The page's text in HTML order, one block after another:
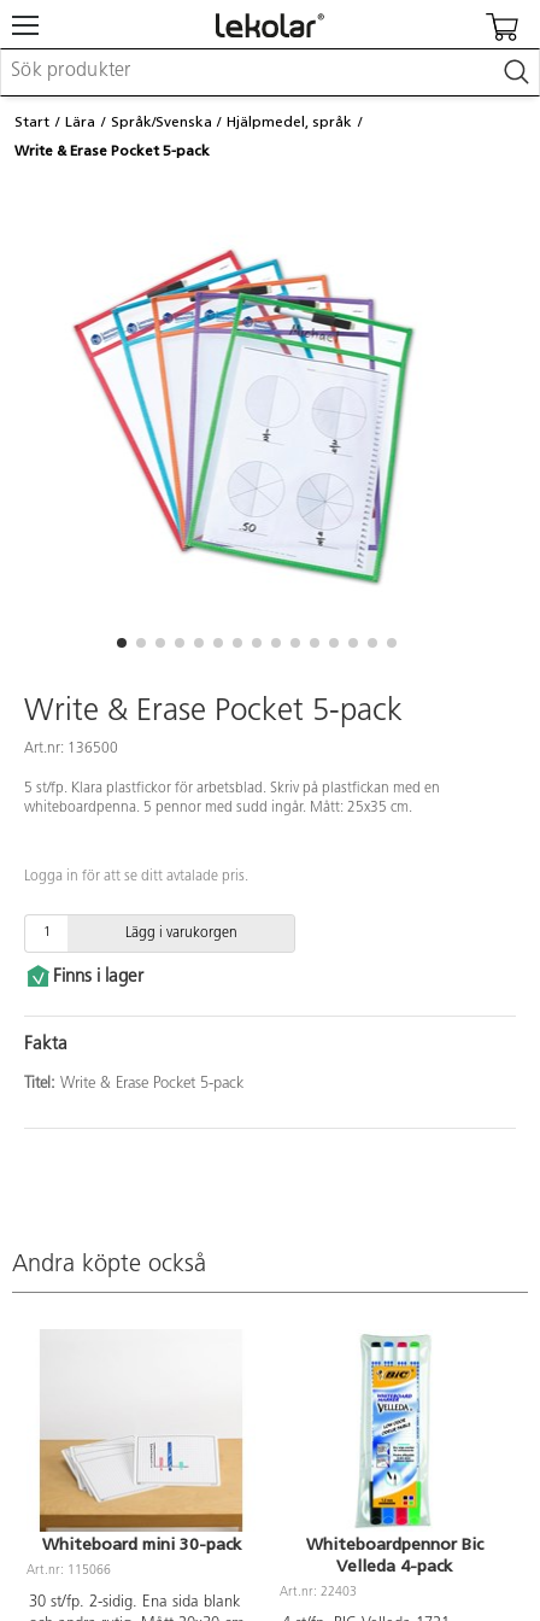
Möbler & inredning
Lekplatsutrustning & utemiljö
Skolförbrukning & kontorsmaterial
Logga in / Registrera dig
Hitta din säljare
Kontakta Lekolar
Start Lära Språk/Svenska
Hjälpmedel, språk
Write & Erase Pocket 5-pack
Write & Erase Pocket 5-pack
Art.nr: 136500
5 st/fp. Klara plastfickor för arbetsblad. Skriv på plastfickan med en
whiteboardpenna. 5 pennor med sudd ingår. Mått: 25x35 cm.
Logga in för att se ditt avtalade pris.
Lägg i varukorgen
Finns i lager
Fakta
Titel: Write & Erase Pocket 5-pack
Andra köpte också
Whiteboard mini 30-pack
Art.nr: 115066
30 st/fp. 2-sidig. Ena sida blank
Whiteboardpennor Bic
Velleda 4-pack
Art.nr: 22403